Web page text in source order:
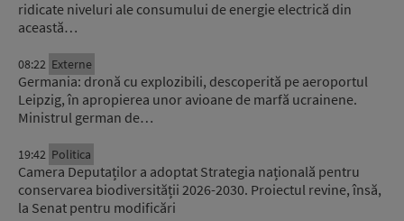
ridicate niveluri ale consumului de energie electrică din
această…
08:22 Externe
Germania: dronă cu explozibili, descoperită pe aeroportul
Leipzig, în apropierea unor avioane de marfă ucrainene.
Ministrul german de…
19:42 Politica
Camera Deputaților a adoptat Strategia națională pentru
conservarea biodiversității 2026-2030. Proiectul revine, însă,
la Senat pentru modificări